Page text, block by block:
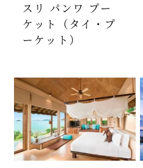
スリ パンワ プー
ケット（タイ・プ
ーケット）